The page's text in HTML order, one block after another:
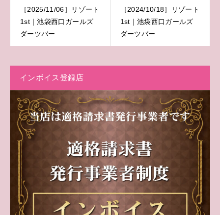
［2025/11/06］リゾート
1st｜池袋西口ガールズ
ダーツバー
［2024/10/18］リゾート
1st｜池袋西口ガールズ
ダーツバー
インボイス登録店